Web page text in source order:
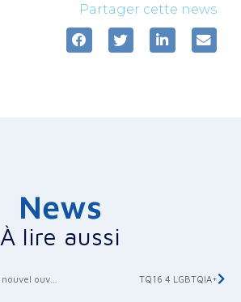
Partager cette news
News
À lire aussi
TQ16 4 LGBTQIA+